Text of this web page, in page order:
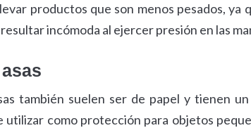
productos que son menos pesados, ya
incómoda al ejercer presión en las
también suelen ser de papel y tienen
utilizar como protección para objetos